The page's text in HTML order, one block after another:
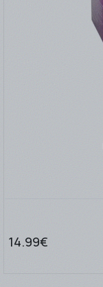
14.99€